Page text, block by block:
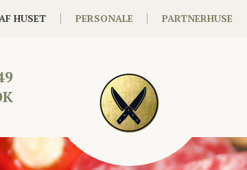
HUSET PERSONALE PARTNERHUSE